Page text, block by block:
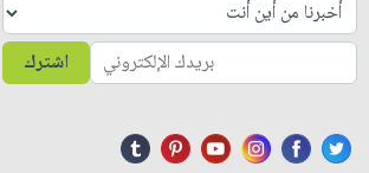
اشترك